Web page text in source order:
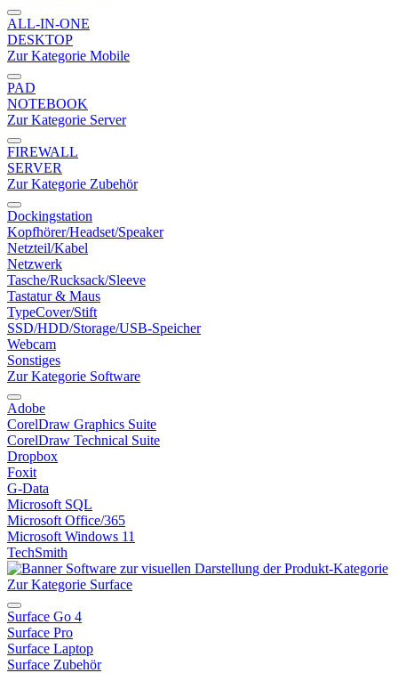
ALL-IN-ONE
DESKTOP
Zur Kategorie Mobile
PAD
NOTEBOOK
Zur Kategorie Server
FIREWALL
SERVER
Zur Kategorie Zubehör
Dockingstation
Kopfhörer/Headset/Speaker
Netzteil/Kabel
Netzwerk
Tasche/Rucksack/Sleeve
Tastatur & Maus
TypeCover/Stift
SSD/HDD/Storage/USB-Speicher
Webcam
Sonstiges
Zur Kategorie Software
Adobe
CorelDraw Graphics Suite
CorelDraw Technical Suite
Dropbox
Foxit
G-Data
Microsoft SQL
Microsoft Office/365
Microsoft Windows 11
TechSmith
Zur Kategorie Surface
Surface Go 4
Surface Pro
Surface Laptop
Surface Zubehör